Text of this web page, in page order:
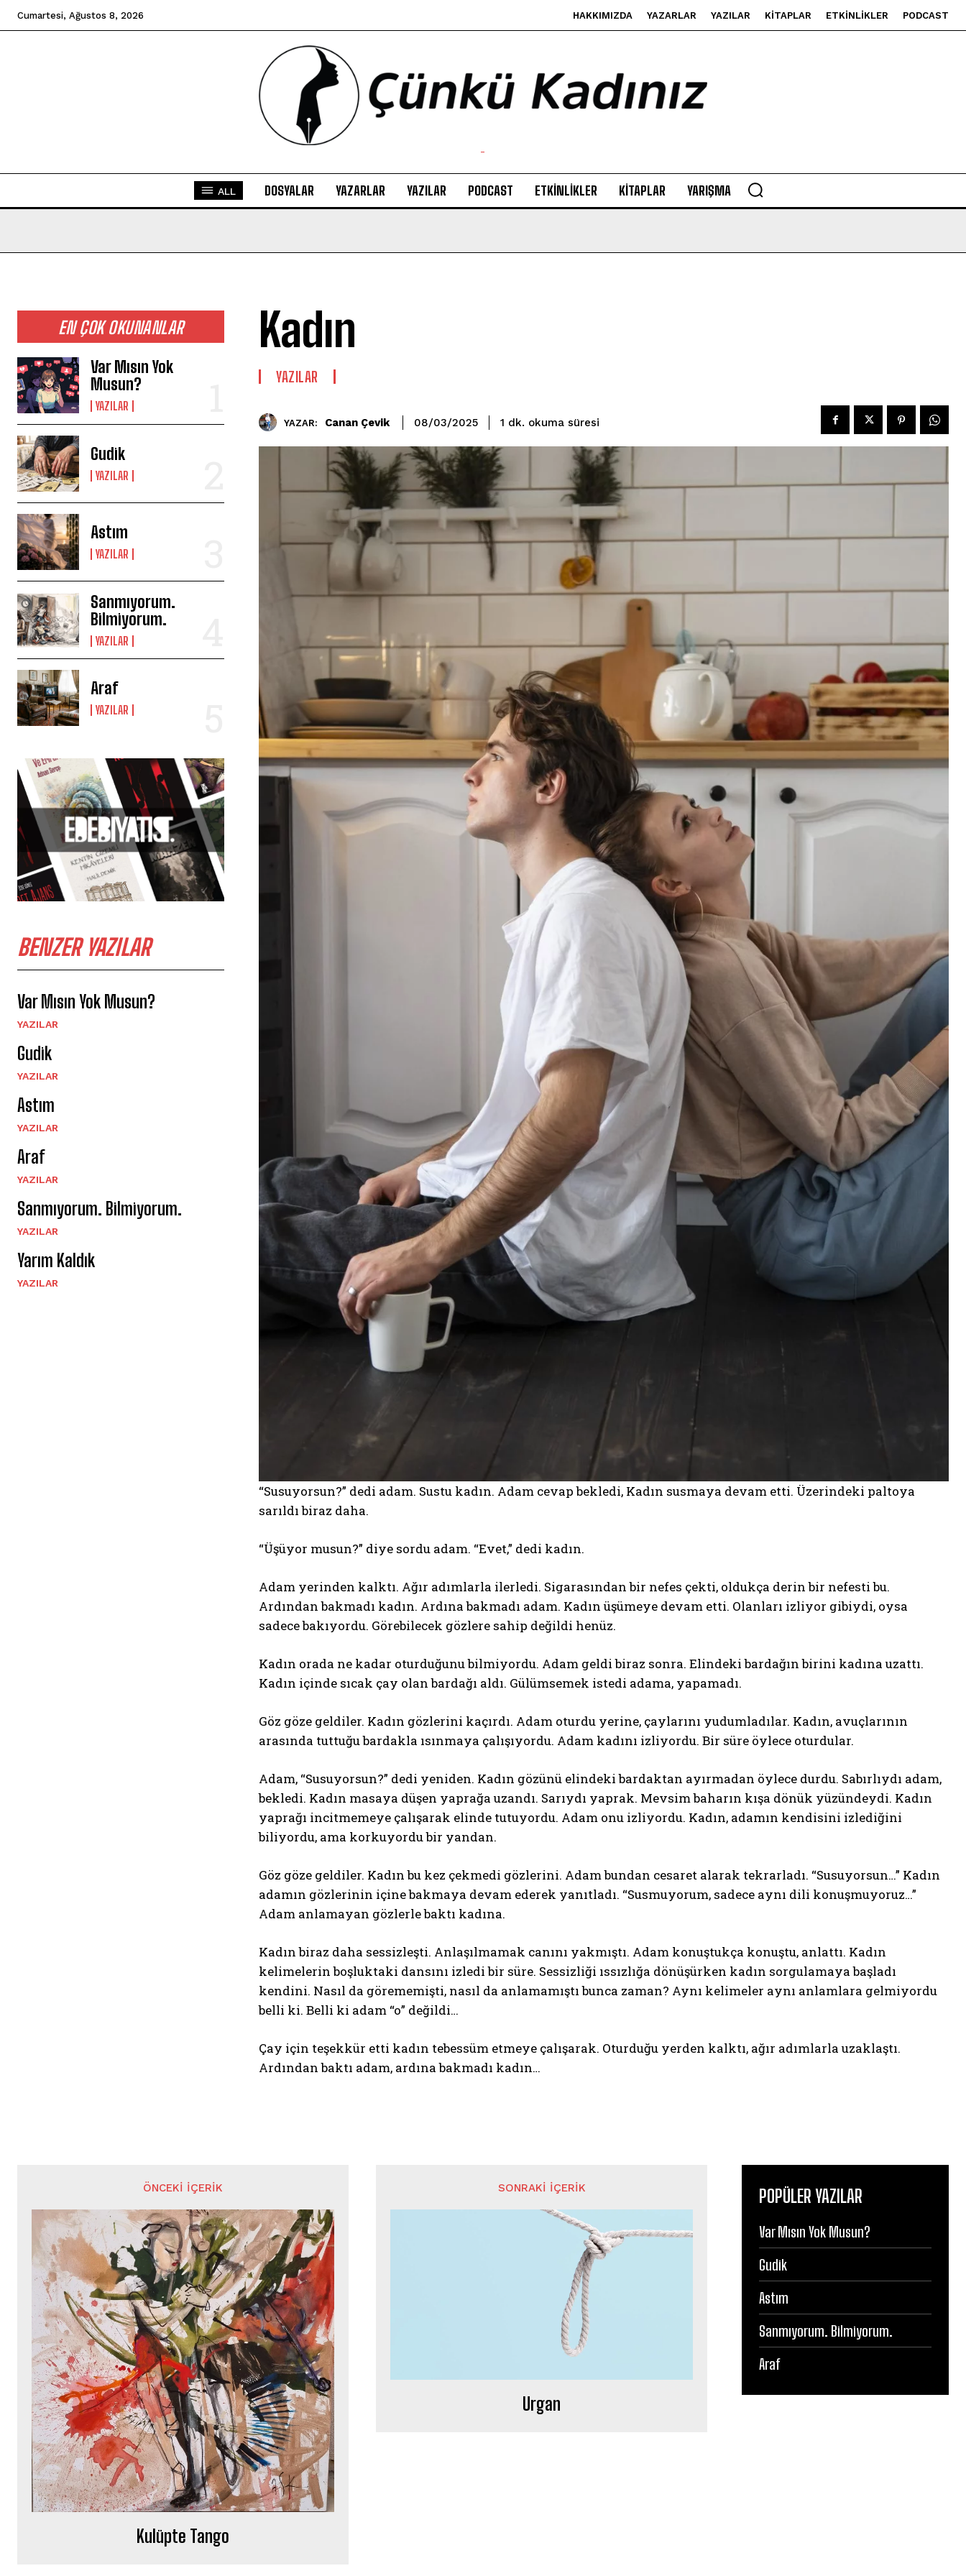
Cumartesi, Ağustos 8, 2026 HAKKIMIZDA YAZARLAR YAZILAR KITAPLAR ETKINLIKLER PODCAST
-
ALL DOSYALAR YAZARLAR YAZILAR PODCAST ETKINLIKLER KITAPLAR YARIŞMA
EN ÇOK OKUNANLAR
Var Mısın Yok
Musun?
YAZILAR
Gudik
YAZILAR
Astım
YAZILAR
Sanmıyorum.
Bilmiyorum.
YAZILAR
Araf
YAZILAR
BENZER YAZILAR
Var Mısın Yok Musun?
YAZILAR
Gudik
YAZILAR
Astım
YAZILAR
Araf
YAZILAR
Sanmıyorum. Bilmiyorum.
YAZILAR
Yarım Kaldık
YAZILAR
Kadın
YAZILAR
YAZAR: Canan Çevik 08/03/2025 1 dk. okuma süresi
“Susuyorsun?” dedi adam. Sustu kadın. Adam cevap bekledi, Kadın susmaya devam etti. Üzerindeki paltoya
sarıldı biraz daha.
“Üşüyor musun?” diye sordu adam. “Evet,” dedi kadın.
Adam yerinden kalktı. Ağır adımlarla ilerledi. Sigarasından bir nefes çekti, oldukça derin bir nefesti bu.
Ardından bakmadı kadın. Ardına bakmadı adam. Kadın üşümeye devam etti. Olanları izliyor gibiydi, oysa
sadece bakıyordu. Görebilecek gözlere sahip değildi henüz.
Kadın orada ne kadar oturduğunu bilmiyordu. Adam geldi biraz sonra. Elindeki bardağın birini kadına uzattı.
Kadın içinde sıcak çay olan bardağı aldı. Gülümsemek istedi adama, yapamadı.
Göz göze geldiler. Kadın gözlerini kaçırdı. Adam oturdu yerine, çaylarını yudumladılar. Kadın, avuçlarının
arasında tuttuğu bardakla ısınmaya çalışıyordu. Adam kadını izliyordu. Bir süre öylece oturdular.
Adam, “Susuyorsun?” dedi yeniden. Kadın gözünü elindeki bardaktan ayırmadan öylece durdu. Sabırlıydı adam,
bekledi. Kadın masaya düşen yaprağa uzandı. Sarıydı yaprak. Mevsim baharın kışa dönük yüzündeydi. Kadın
yaprağı incitmemeye çalışarak elinde tutuyordu. Adam onu izliyordu. Kadın, adamın kendisini izlediğini
biliyordu, ama korkuyordu bir yandan.
Göz göze geldiler. Kadın bu kez çekmedi gözlerini. Adam bundan cesaret alarak tekrarladı. “Susuyorsun…” Kadın
adamın gözlerinin içine bakmaya devam ederek yanıtladı. “Susmuyorum, sadece aynı dili konuşmuyoruz…”
Adam anlamayan gözlerle baktı kadına.
Kadın biraz daha sessizleşti. Anlaşılmamak canını yakmıştı. Adam konuştukça konuştu, anlattı. Kadın
kelimelerin boşluktaki dansını izledi bir süre. Sessizliği ıssızlığa dönüşürken kadın sorgulamaya başladı
kendini. Nasıl da görememişti, nasıl da anlamamıştı bunca zaman? Aynı kelimeler aynı anlamlara gelmiyordu
belli ki. Belli ki adam “o” değildi…
Çay için teşekkür etti kadın tebessüm etmeye çalışarak. Oturduğu yerden kalktı, ağır adımlarla uzaklaştı.
Ardından baktı adam, ardına bakmadı kadın…
ÖNCEKI İÇERIK
Kulüpte Tango
SONRAKI İÇERIK
Urgan
POPÜLER YAZILAR
Var Mısın Yok Musun?
Gudik
Astım
Sanmıyorum. Bilmiyorum.
Araf